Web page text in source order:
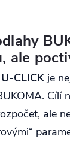
ale
CLICK je
Cílí
ale